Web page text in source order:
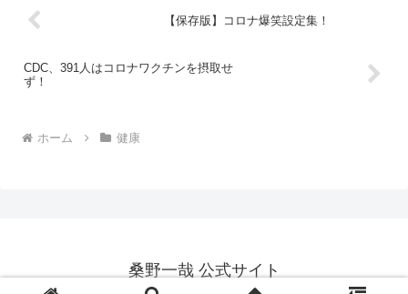
【保存版】コロナ爆笑設定集！
CDC、391人はコロナワクチンを摂取せ
ず！
ホーム 健康
桑野一哉 公式サイト